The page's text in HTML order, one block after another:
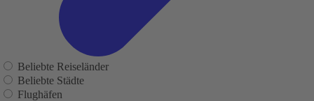
Beliebte Reiseländer
Beliebte Städte
Flughäfen